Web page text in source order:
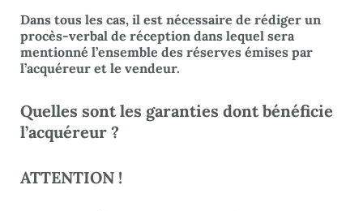
Dans tous les cas, il est nécessaire de rédiger un
procès-verbal de réception dans lequel sera
mentionné l’ensemble des réserves émises par
l’acquéreur et le vendeur.
Quelles sont les garanties dont bénéficie
l’acquéreur ?
ATTENTION !